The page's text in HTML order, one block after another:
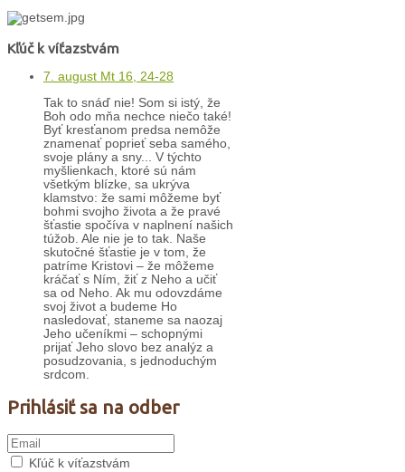
Kľúč k víťazstvám
7. august Mt 16, 24-28
Tak to snáď nie! Som si istý, že
Boh odo mňa nechce niečo také!
Byť kresťanom predsa nemôže
znamenať poprieť seba samého,
svoje plány a sny... V týchto
myšlienkach, ktoré sú nám
všetkým blízke, sa ukrýva
klamstvo: že sami môžeme byť
bohmi svojho života a že pravé
šťastie spočíva v naplnení našich
túžob. Ale nie je to tak. Naše
skutočné šťastie je v tom, že
patríme Kristovi – že môžeme
kráčať s Ním, žiť z Neho a učiť
sa od Neho. Ak mu odovzdáme
svoj život a budeme Ho
nasledovať, staneme sa naozaj
Jeho učeníkmi – schopnými
prijať Jeho slovo bez analýz a
posudzovania, s jednoduchým
srdcom.
Prihlásiť sa na odber
Kľúč k víťazstvám